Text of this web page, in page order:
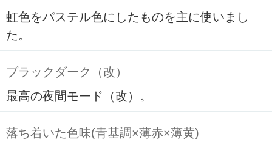
虹色をパステル色にしたものを主に使いまし
た。
ブラックダーク（改）
最高の夜間モード（改）。
落ち着いた色味(青基調×薄赤×薄黄)